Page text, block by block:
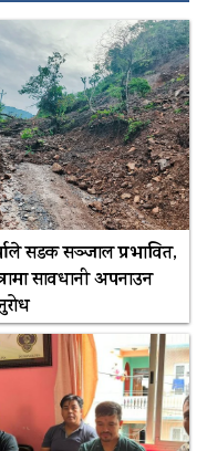
सडक सञ्जाल प्रभावित,
सावधानी अपनाउन